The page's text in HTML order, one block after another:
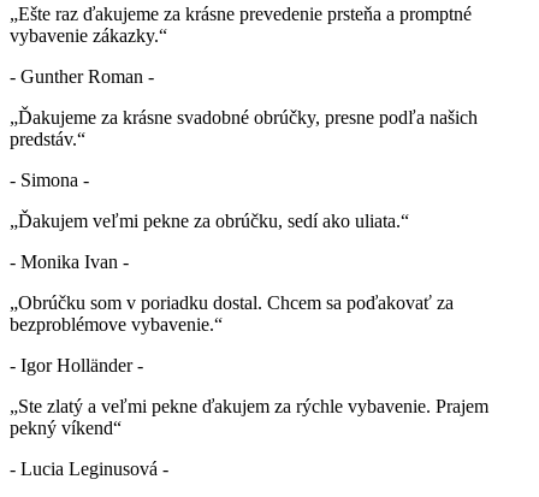
„Ešte raz ďakujeme za krásne prevedenie prsteňa a promptné
vybavenie zákazky.“
- Gunther Roman -
„Ďakujeme za krásne svadobné obrúčky, presne podľa našich
predstáv.“
- Simona -
„Ďakujem veľmi pekne za obrúčku, sedí ako uliata.“
- Monika Ivan -
„Obrúčku som v poriadku dostal. Chcem sa poďakovať za
bezproblémove vybavenie.“
- Igor Holländer -
„Ste zlatý a veľmi pekne ďakujem za rýchle vybavenie. Prajem
pekný víkend“
- Lucia Leginusová -